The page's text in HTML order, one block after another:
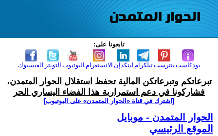
تابعونا على:
الفيسبوك التويتر اليوتيوب الانستغرام لينكدإن تيلكرامبنترست بودكاست
تبرعاتكم وتبرعاتكن المالية تحفظ استقلال الحوار المتمدن،
فشاركونا في دعم استمرارية هذا الفضاء اليساري الحر
[اشترك في قناة ‫«الحوار المتمدن» على اليوتيوب]
الحوار المتمدن - موبايل
الموقع الرئيسي